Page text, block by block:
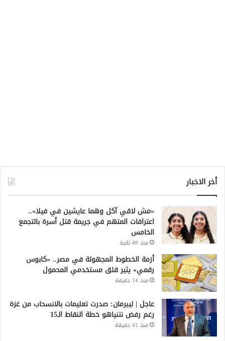
أخر الاخبار
«مش لاقي آكل وهما عايشين في فيلا»..
اعترافات المتهم في جريمة قتل أسرة بالتجمع
الخامس
منذ 49 ثانية
أزمة الخطوط المجهولة في مصر.. «كابوس
رقمي» يثير قلق مستخدمي المحمول
منذ 14 دقيقة
عاجل | ليبرمان: صدرت تعليمات بالانسحاب من غزة
رغم رفض نتنياهو خطة النقاط الـ15
منذ 41 دقيقة